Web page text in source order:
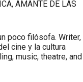
AMANTE DE LAS
poco filósofa. Writer,
cine y la cultura
music, theatre, and